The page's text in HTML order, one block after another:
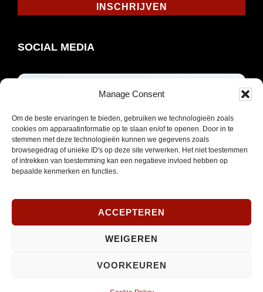
Manage Consent
Om de beste ervaringen te bieden, gebruiken we technologieën zoals
cookies om apparaatinformatie op te slaan en/of te openen. Door in te
stemmen met deze technologieën kunnen we gegevens zoals
browsegedrag of unieke ID's op deze site verwerken. Het niet toestemmen
of intrekken van toestemming kan een negatieve invloed hebben op
bepaalde kenmerken en functies.
ACCEPTEREN
WEIGEREN
VOORKEUREN
Verplicht
INSCHRIJVEN
SOCIAL MEDIA
in
nieuw
venster
© 2026 ·PaRaDoX
Home
Sitemap
Website door Indicia